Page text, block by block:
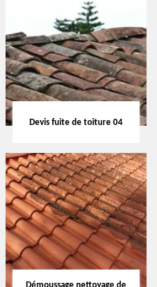
Devis fuite de toiture 04